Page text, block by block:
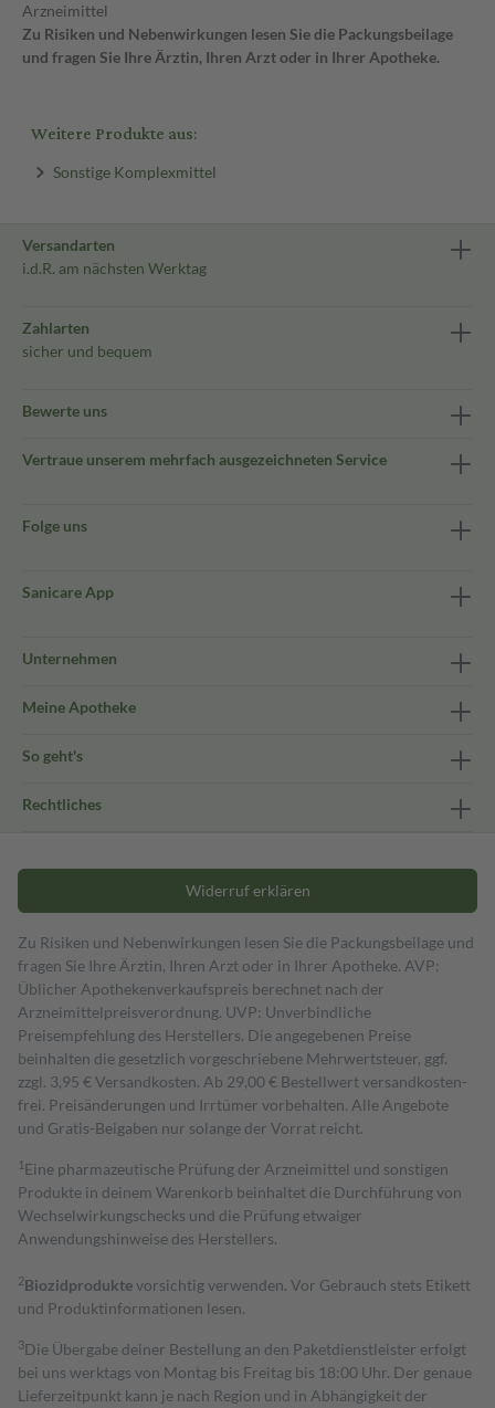
Arzneimittel
Zu Risiken und Nebenwirkungen lesen Sie die Packungsbeilage
und fragen Sie Ihre Ärztin, Ihren Arzt oder in Ihrer Apotheke.
Weitere Produkte aus:
Sonstige Komplexmittel
Versandarten
i.d.R. am nächsten Werktag
Zahlarten
sicher und bequem
Bewerte uns
Vertraue unserem mehrfach ausgezeichneten Service
Folge uns
Sanicare App
Unternehmen
Meine Apotheke
So geht's
Rechtliches
Widerruf erklären
Zu Risiken und Nebenwirkungen lesen Sie die Packungsbeilage und
fragen Sie Ihre Ärztin, Ihren Arzt oder in Ihrer Apotheke. AVP:
Üblicher Apothekenverkaufspreis berechnet nach der
Arzneimittelpreisverordnung. UVP: Unverbindliche
Preisempfehlung des Herstellers. Die angegebenen Preise
beinhalten die gesetzlich vorgeschriebene Mehrwertsteuer, ggf.
zzgl. 3,95 € Versandkosten. Ab 29,00 € Bestell­wert versand­kosten­
frei. Preisänderungen und Irrtümer vorbehalten. Alle Angebote
und Gratis-Beigaben nur solange der Vorrat reicht.
1 Eine pharmazeutische Prüfung der Arzneimittel und sonstigen
Produkte in deinem Warenkorb beinhaltet die Durchführung von
Wechselwirkungschecks und die Prüfung etwaiger
Anwendungshinweise des Herstellers.
2Biozidproduktevorsichtig verwenden. Vor Gebrauch stets Etikett
und Produktinformationen lesen.
3Die Übergabe deiner Bestellung an den Paketdienstleister erfolgt
bei uns werktags von Montag bis Freitag bis 18:00 Uhr. Der genaue
Lieferzeitpunkt kann je nach Region und in Abhängigkeit der